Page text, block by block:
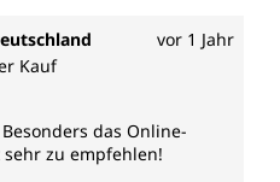
vor 1 Jahr
von 5 von 5 Sternen
Kauf
das Online-
zu empfehlen!